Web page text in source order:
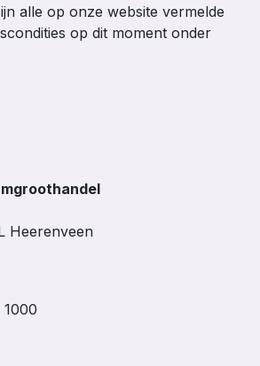
alle op onze website vermelde
op dit moment onder
Heerenveen